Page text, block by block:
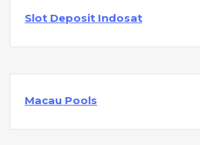
Slot Deposit Indosat
Macau Pools